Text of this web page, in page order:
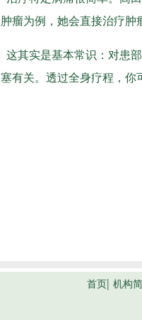
肿瘤为例，她会直接治疗
这其实是基本常识：对患
塞有关。透过全身疗程，你